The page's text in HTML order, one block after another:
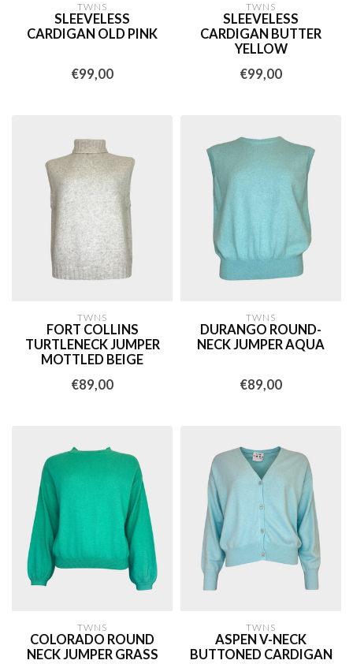
TWNS
SLEEVELESS
CARDIGAN OLD PINK
€99,00
TWNS
SLEEVELESS
CARDIGAN BUTTER
YELLOW
€99,00
TWNS
FORT COLLINS
TURTLENECK JUMPER
MOTTLED BEIGE
€89,00
TWNS
DURANGO ROUND-
NECK JUMPER AQUA
€89,00
TWNS
COLORADO ROUND
NECK JUMPER GRASS
TWNS
ASPEN V-NECK
BUTTONED CARDIGAN